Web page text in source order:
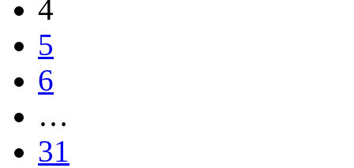
4
5
6
…
31